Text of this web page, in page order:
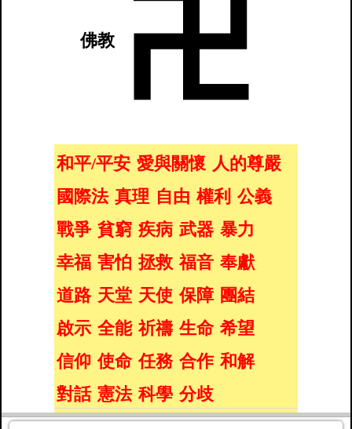
佛教
和平/平安 愛與關懷 人的尊嚴
國際法 真理 自由 權利 公義
戰爭 貧窮 疾病 武器 暴力
幸福 害怕 拯救 福音 奉獻
道路 天堂 天使 保障 團結
啟示 全能 祈禱 生命 希望
信仰 使命 任務 合作 和解
對話 憲法 科學 分歧